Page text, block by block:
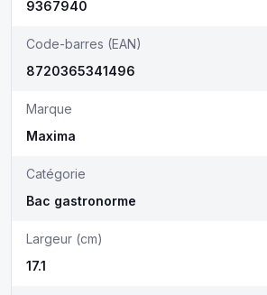
9367940
Code-barres (EAN)
8720365341496
Marque
Maxima
Catégorie
Bac gastronorme
Largeur (cm)
17.1